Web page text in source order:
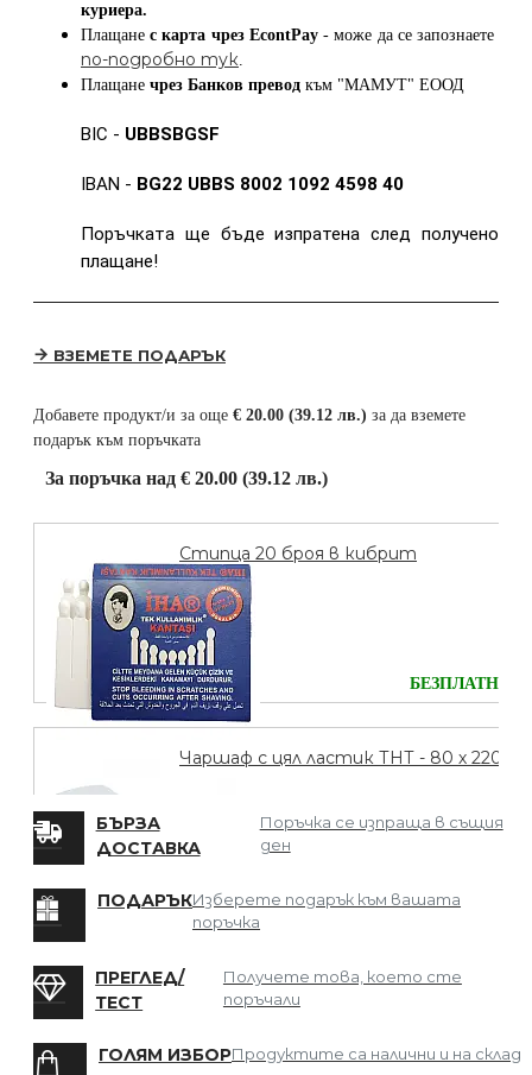
куриера.
Плащанес карта чрез EcontPay- може да се запознаете
по-подробно тук.
Плащане чрез Банков превод към "МАМУТ" ЕООД
BIC - UBBSBGSF
IBAN - BG22 UBBS 8002 1092 4598 40
Поръчката ще бъде изпратена след получено
плащане!
ВЗЕМЕТЕ ПОДАРЪК
Добавете продукт/и за още € 20.00 (39.12 лв.) за да вземете
подарък към поръчката
За поръчка над € 20.00 (39.12 лв.)
Стипца 20 броя в кибрит
БЕЗПЛАТНО
Чаршаф с цял ластик ТНТ - 80 х 220
БЪРЗА
ДОСТАВКА
Поръчка се изпраща в същия
ден
ПОДАРЪКИзберете подарък към вашата
поръчка
ПРЕГЛЕД/
ТЕСТ
Получете това, което сте
поръчали
ГОЛЯМ ИЗБОРПродуктите са налични и на склад